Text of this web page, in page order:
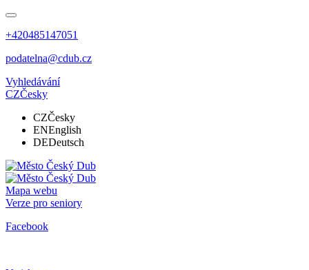
+420485147051
podatelna@cdub.cz
Vyhledávání
CZČesky
CZČesky
ENEnglish
DEDeutsch
Mapa webu
Verze pro seniory
Facebook